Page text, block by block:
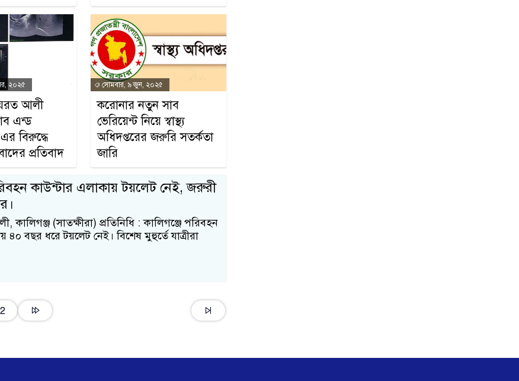
২০২৫
আলী
এন্ড
বিরুদ্ধে
প্রতিবাদ
সোমবার, ৯ জুন, ২০২৫
করোনার নতুন সাব
ভেরিয়েন্ট নিয়ে স্বাস্থ্য
অধিদপ্তরের জরুরি সতর্কতা
জারি
কাউন্টার এলাকায় টয়লেট নেই, জরুরী
কালিগঞ্জ (সাতক্ষীরা) প্রতিনিধি : কালিগঞ্জে পরিবহন
৪০ বছর ধরে টয়লেট নেই। বিশেষ মুহুর্তে যাত্রীরা